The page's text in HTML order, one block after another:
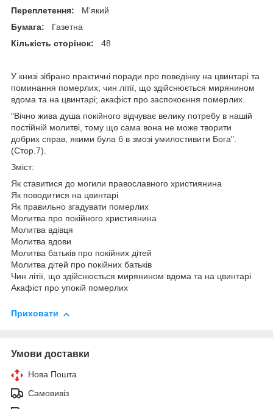
Переплетення: М'який
Бумага: Газетна
Кількість сторінок:
48
У книзі зібрано практичні поради про поведінку на цвинтарі та
поминання померлих; чин літії, що здійснюється мирянином
вдома та на цвинтарі; акафіст про заспокоєння померлих.
"Вічно жива душа покійного відчуває велику потребу в нашій
постійній молитві, тому що сама вона не може творити
добрих справ, якими була б в змозі умилостивити Бога".
(Стор.7).
Зміст:
Як ставитися до могили православного християнина
Як поводитися на цвинтарі
Як правильно згадувати померлих
Молитва про покійного християнина
Молитва вдівця
Молитва вдови
Молитва батьків про покійних дітей
Молитва дітей про покійних батьків
Чин літії, що здійснюється мирянином вдома та на цвинтарі
Акафіст про упокій померлих
Приховати
Умови доставки
Нова Пошта
Самовивіз